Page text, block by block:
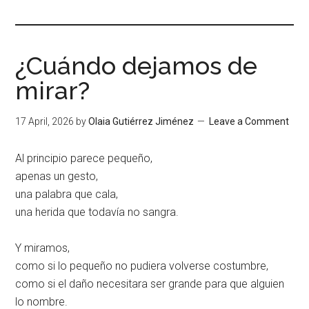
¿Cuándo dejamos de
mirar?
17 April, 2026 byOlaia Gutiérrez Jiménez Leave a Comment
Al principio parece pequeño,
apenas un gesto,
una palabra que cala,
una herida que todavía no sangra.
Y miramos,
como si lo pequeño no pudiera volverse costumbre,
como si el daño necesitara ser grande para que alguien
lo nombre.